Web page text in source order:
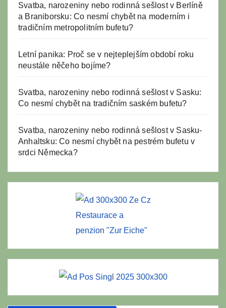
Svatba, narozeniny nebo rodinná sešlost v Berlíně
a Braniborsku: Co nesmí chybět na moderním i
tradičním metropolitním bufetu?
Letní panika: Proč se v nejteplejším období roku
neustále něčeho bojíme?
Svatba, narozeniny nebo rodinná sešlost v Sasku:
Co nesmí chybět na tradičním saském bufetu?
Svatba, narozeniny nebo rodinná sešlost v Sasku-
Anhaltsku: Co nesmí chybět na pestrém bufetu v
srdci Německa?
Restaurace a
penzion "Zur Eiche"